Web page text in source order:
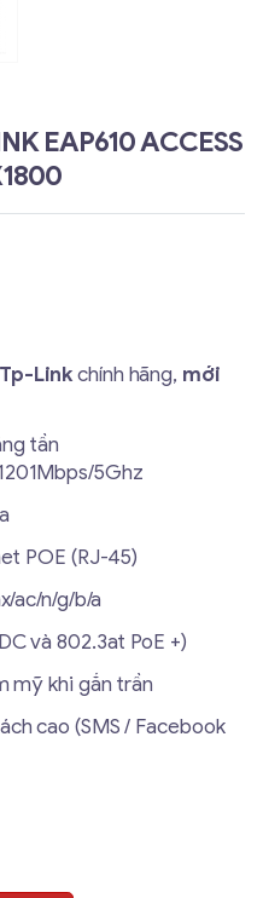
EAP610 ACCESS
Linkchính hãng, mới
tần
5Ghz
POE (RJ-45)
ac/n/g/b/a
và 802.3at PoE +)
mỹ khi gắn trần
cao (SMS / Facebook